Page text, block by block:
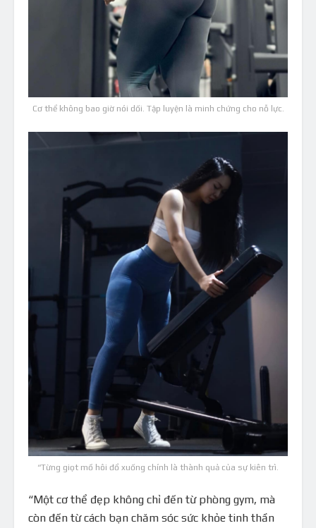
Cơ thể không bao giờ nói dối. Tập luyện là minh chứng cho nỗ lực.
“Từng giọt mồ hôi đổ xuống chính là thành quả của sự kiên trì.
“Một cơ thể đẹp không chỉ đến từ phòng gym, mà
còn đến từ cách bạn chăm sóc sức khỏe tinh thần